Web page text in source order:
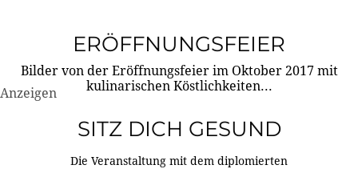
ERÖFFNUNGSFEIER
Bilder von der Eröffnungsfeier im Oktober 2017 mit
kulinarischen Köstlichkeiten...
Anzeigen
SITZ DICH GESUND
Die Veranstaltung mit dem diplomierten